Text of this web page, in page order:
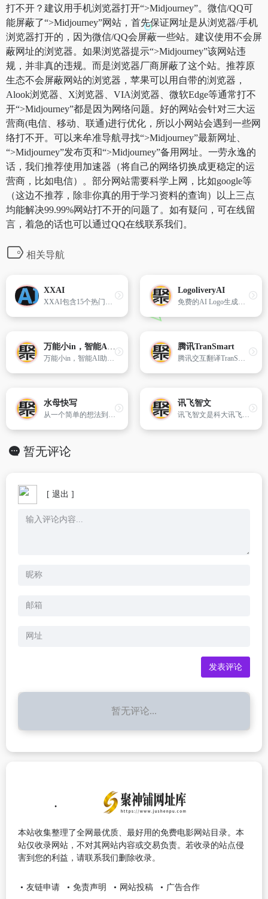
打不开？建议用手机浏览器打开“>Midjourney”。微信/QQ可
能屏蔽了“>Midjourney”网站，首先保证网址是从浏览器/手机
浏览器打开的，因为微信/QQ会屏蔽一些站。建议使用不会屏
蔽网址的浏览器。如果浏览器提示“>Midjourney”该网站违
规，并非真的违规。而是浏览器厂商屏蔽了这个站。推荐原
生态不会屏蔽网站的浏览器，苹果可以用自带的浏览器，
Alook浏览器、X浏览器、VIA浏览器、微软Edge等通常打不
开“>Midjourney”都是因为网络问题。好的网站会针对三大运
营商(电信、移动、联通)进行优化，所以小网站会遇到一些网
络打不开。可以来牟准导航寻找“>Midjourney”最新网址、
“>Midjourney”发布页和“>Midjourney”备用网址。一劳永逸的
话，我们推荐使用加速器（将自己的网络切换成更稳定的运
营商，比如电信）。部分网站需要科学上网，比如google等
（这边不推荐，除非你真的用于学习资料的查询）以上三点
均能解决99.99%网站打不开的问题了。如有疑问，可在线留
言，着急的话也可以通过QQ在线联系我们。
相关导航
XXAI
XXAI包含15个热门的AI模型，且一直在增加新的AI模型,旨在给用户提供良好的服务。XXAI具备文本处理、数据还研发分析、图案生成等一系列功能。
LogoliveryAI
免费的AI Logo生成器，提供SVG矢量格式
万能小in，智能AI助你轻松写作。
万能小in，智能AI助你轻松写作。
腾讯TranSmart
腾讯交互翻译TranSmart是由腾讯AI Lab发布的一款AI辅助翻译产品，可满足用户快速翻译的需求，用AI辅助人工翻译提高效率和质量。TranSmart采用了团队自研的人机交互式机器翻译技术...
水母快写
从一个简单的想法到几千字的文章，只需几分钟，借助Junia AI编辑器和工具，创建引人入胜的内容、完美的文章和有说服力的电子邮件。
讯飞智文
讯飞智文是科大讯飞推出的AI工具，支持在线生成PPT和Word文档，提供智能排版、丰富模板和语音输入功能，帮助用户快速制作高质量文档。
暂无评论
[ 退出 ]
暂无评论...
本站收集整理了全网最优质、最好用的免费电影网站目录。本
站仅收录网站，不对其网站内容或交易负责。若收录的站点侵
害到您的利益，请联系我们删除收录。
友链申请 免责声明 网站投稿 广告合作